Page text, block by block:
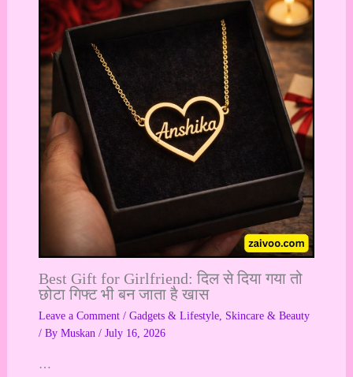
Best Gift for Girlfriend: दिल से दिया गया तो
छोटा गिफ्ट भी बन जाता है खास
Leave a Comment / Gadgets & Lifestyle, Skincare & Beauty
/ By Muskan / July 16, 2026
…